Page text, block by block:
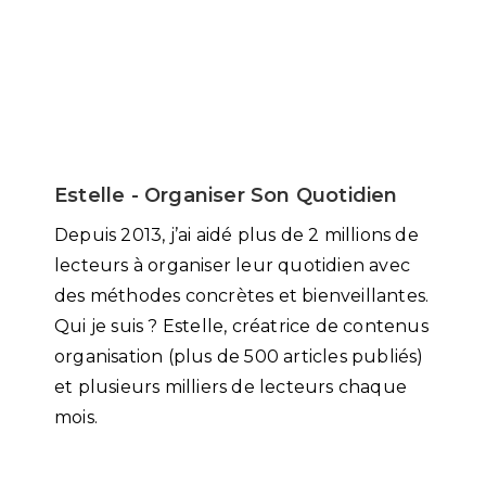
Estelle - Organiser Son Quotidien
Depuis 2013, j’ai aidé plus de 2 millions de
lecteurs à organiser leur quotidien avec
des méthodes concrètes et bienveillantes.
Qui je suis ? Estelle, créatrice de contenus
organisation (plus de 500 articles publiés)
et plusieurs milliers de lecteurs chaque
mois.